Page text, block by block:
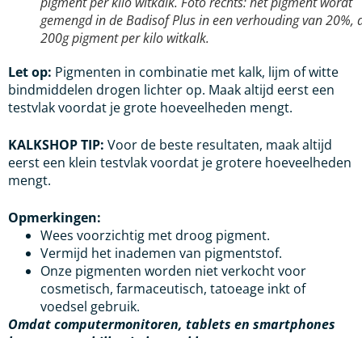
gemengd in de Badisof Plus in een verhouding van 20%,
200g pigment per kilo witkalk.
Let op: Pigmenten in combinatie met kalk, lijm of witte
bindmiddelen drogen lichter op. Maak altijd eerst een
testvlak voordat je grote hoeveelheden mengt.
KALKSHOP TIP: Voor de beste resultaten, maak altijd
eerst een klein testvlak voordat je grotere hoeveelheden
mengt.
Opmerkingen:
Wees voorzichtig met droog pigment.
Vermijd het inademen van pigmentstof.
Onze pigmenten worden niet verkocht voor
cosmetisch, farmaceutisch, tatoeage inkt of
voedsel gebruik.
Omdat computermonitoren, tablets en smartphones